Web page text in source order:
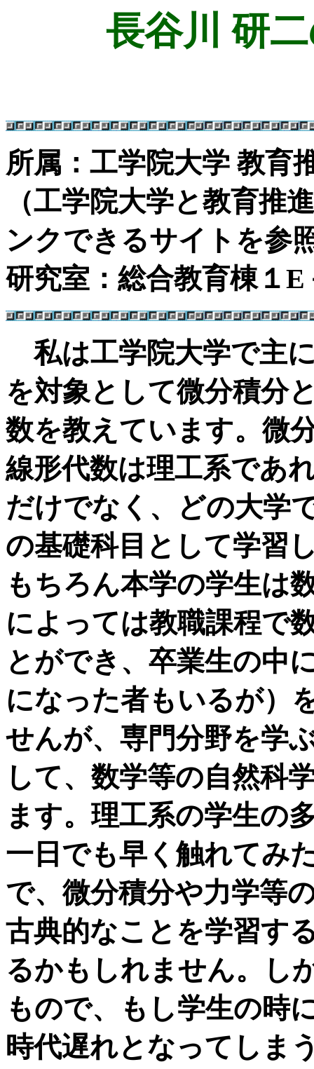
長谷川 研
所属：工学院大学 教育
（工学院大学と教育推
ンクできるサイトを参
研究室：総合教育棟１
私は工学院大学で主
を対象として微分積分
数を教えています。微
線形代数は理工系であ
だけでなく、どの大学
の基礎科目として学習
もちろん本学の学生は
によっては教職課程で
とができ、卒業生の中
になった者もいるが）
せんが、専門分野を学
して、数学等の自然科
ます。理工系の学生の
一日でも早く触れてみ
で、微分積分や力学等
古典的なことを学習す
るかもしれません。し
もので、もし学生の時
時代遅れとなってしま